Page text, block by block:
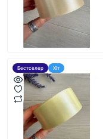
Бестселер Хіт